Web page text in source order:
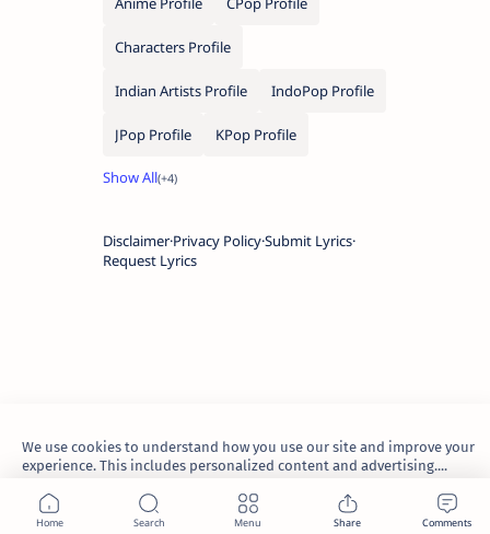
Characters Profile
Indian Artists Profile IndoPop Profile
JPop Profile KPop Profile
Disclaimer Privacy PolicySubmit Lyrics
Request Lyrics
2026.TheWaoFam.
We use cookies to understand how you use our site and improve your
experience. This includes personalized content and advertising....
Accept